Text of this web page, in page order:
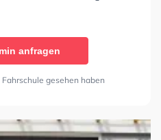
anfragen
gesehen haben